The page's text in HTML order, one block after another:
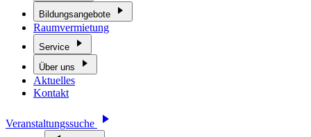
Bildungsangebote
Raumvermietung
Service
Über uns
Aktuelles
Kontakt
Veranstaltungssuche